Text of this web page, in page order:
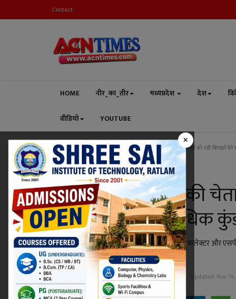
Contact
HOME नीर_का_तीर मध्यप्रदेश देश
वीडियो YOUTUBE
×
Home मध्यप्रदेश रतलाम कलेक्टर और एसपी की चेतावनी : किसी को नहीं बिगाड़ने देंगे
रतलाम
कलेक्टर और एसपी की
माने तो बनेगी अपराधिक
त्रिपुरा की घटना को लेकर रतलाम बंद के आह्वान पर कलेक्टर और
होगी।
Niraj Kumar Shukla Nov 19, 2021 - 16:26 Updated: Nov